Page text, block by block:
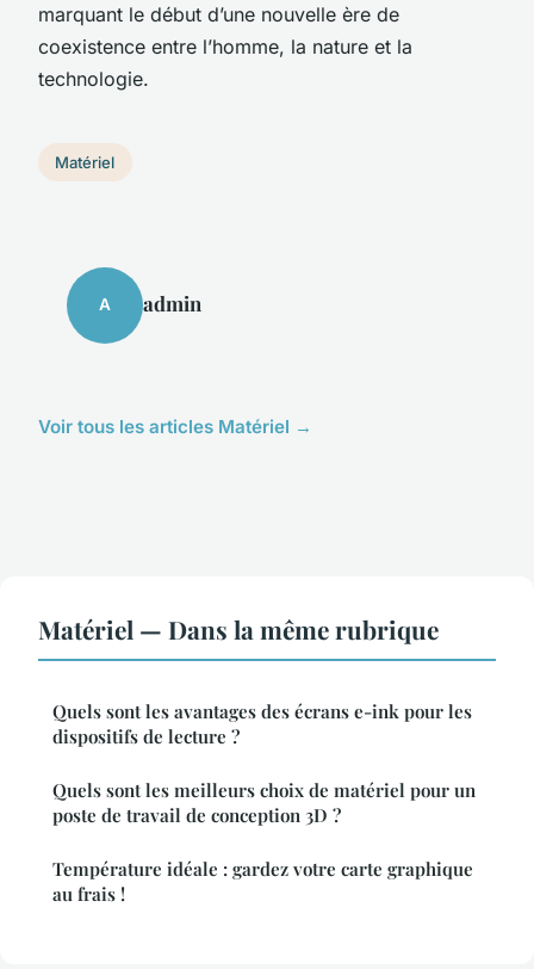
marquant le début d’une nouvelle ère de
coexistence entre l’homme, la nature et la
technologie.
Matériel
A admin
Voir tous les articles Matériel →
Matériel — Dans la même rubrique
Quels sont les avantages des écrans e-ink pour les
dispositifs de lecture ?
Quels sont les meilleurs choix de matériel pour un
poste de travail de conception 3D ?
Température idéale : gardez votre carte graphique
au frais !